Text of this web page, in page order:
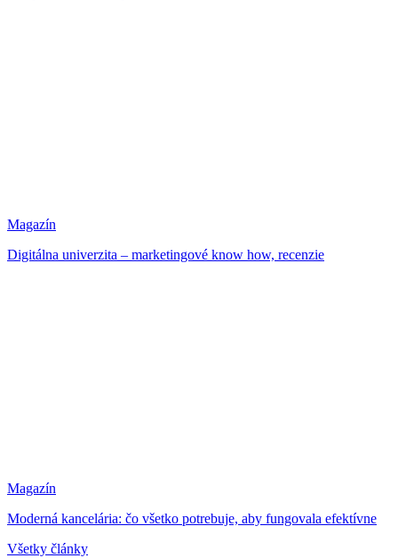
Magazín
Digitálna univerzita – marketingové know how, recenzie
Magazín
Moderná kancelária: čo všetko potrebuje, aby fungovala efektívne
Všetky články